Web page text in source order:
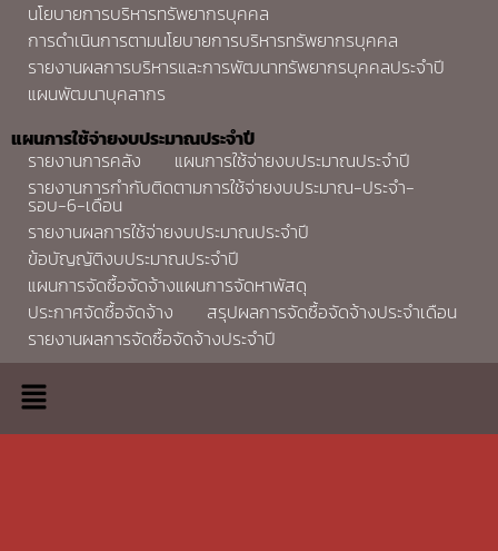
นโยบายการบริหารทรัพยากรบุคคล
การดำเนินการตามนโยบายการบริหารทรัพยากรบุคคล
รายงานผลการบริหารและการพัฒนาทรัพยากรบุคคลประจำปี
แผนพัฒนาบุคลากร
แผนการใช้จ่ายงบประมาณประจำปี
รายงานการคลัง
แผนการใช้จ่ายงบประมาณประจำปี
รายงานการกำกับติดตามการใช้จ่ายงบประมาณ-ประจำ-
รอบ-6-เดือน
รายงานผลการใช้จ่ายงบประมาณประจำปี
ข้อบัญญัติงบประมาณประจำปี
แผนการจัดซื้อจัดจ้างแผนการจัดหาพัสดุ
ประกาศจัดซื้อจัดจ้าง
สรุปผลการจัดซื้อจัดจ้างประจำเดือน
รายงานผลการจัดซื้อจัดจ้างประจำปี